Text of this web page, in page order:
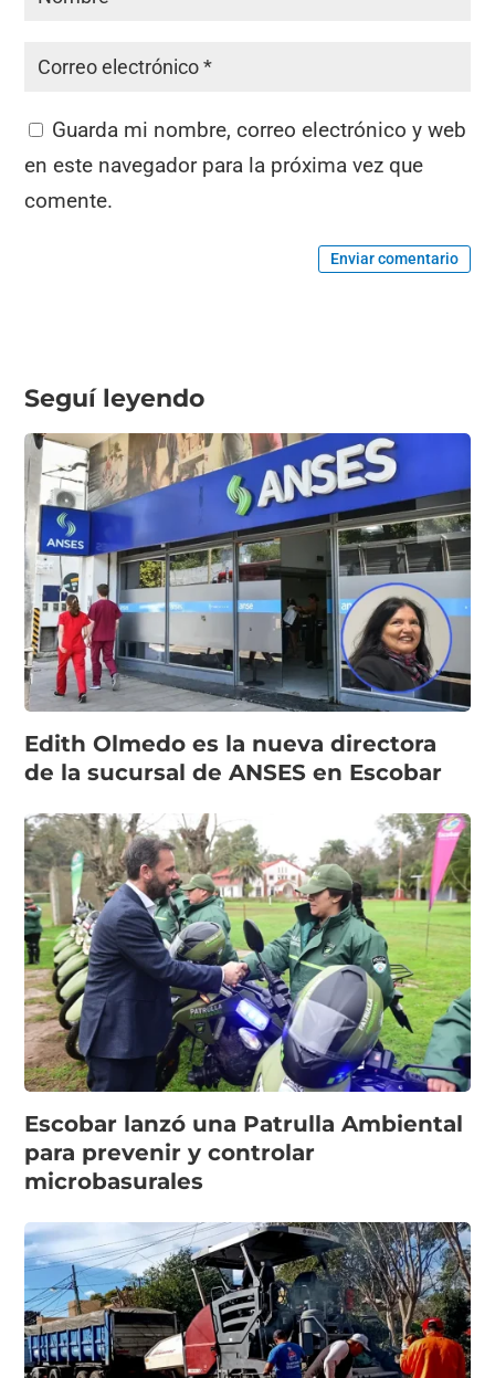
Guarda mi nombre, correo electrónico y web
en este navegador para la próxima vez que
comente.
Enviar comentario
Seguí leyendo
Edith Olmedo es la nueva directora
de la sucursal de ANSES en Escobar
Escobar lanzó una Patrulla Ambiental
para prevenir y controlar
microbasurales